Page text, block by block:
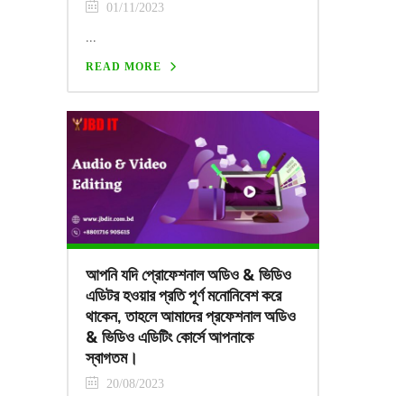
01/11/2023
...
READ MORE
আপনি যদি প্রোফেশনাল অডিও & ভিডিও
এডিটর হওয়ার প্রতি পূর্ণ মনোনিবেশ করে
থাকেন, তাহলে আমাদের প্রফেশনাল অডিও
& ভিডিও এডিটিং কোর্সে আপনাকে
স্বাগতম।
20/08/2023